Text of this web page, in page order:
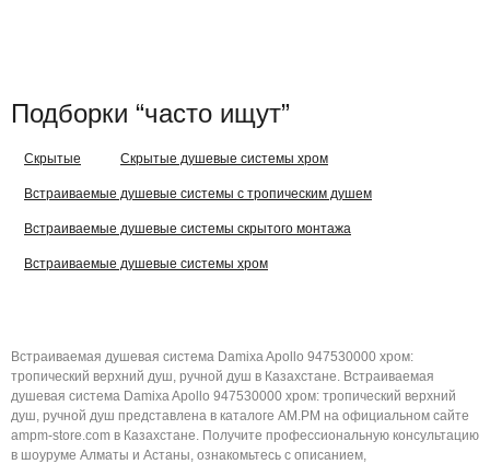
Подборки “часто ищут”
Скрытые Скрытые душевые системы хром
Встраиваемые душевые системы с тропическим душем
Встраиваемые душевые системы скрытого монтажа
Встраиваемые душевые системы хром
Встраиваемая душевая система Damixa Apollo 947530000 хром:
тропический верхний душ, ручной душ в Казахстане. Встраиваемая
душевая система Damixa Apollo 947530000 хром: тропический верхний
душ, ручной душ представлена в каталоге AM.PM на официальном сайте
ampm-store.com в Казахстане. Получите профессиональную консультацию
в шоуруме Алматы и Астаны, ознакомьтесь с описанием,